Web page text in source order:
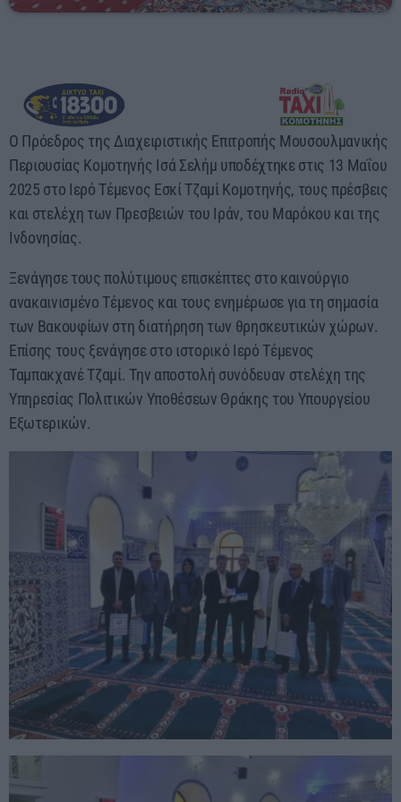
O Πρόεδρος της Διαχειριστικής Επιτροπής Μουσουλμανικής
Περιουσίας Κομοτηνής Ισά Σελήμ υποδέχτηκε στις 13 Μαΐου
2025 στο Ιερό Τέμενος Εσκί Τζαμί Κομοτηνής, τους πρέσβεις
και στελέχη των Πρεσβειών του Ιράν, του Μαρόκου και της
Ινδονησίας.
Ξενάγησε τους πολύτιμους επισκέπτες στο καινούργιο
ανακαινισμένο Τέμενος και τους ενημέρωσε για τη σημασία
των Βακουφίων στη διατήρηση των θρησκευτικών χώρων.
Επίσης τους ξενάγησε στο ιστορικό Ιερό Τέμενος
Ταμπακχανέ Τζαμί. Την αποστολή συνόδευαν στελέχη της
Υπηρεσίας Πολιτικών Υποθέσεων Θράκης του Υπουργείου
Εξωτερικών.